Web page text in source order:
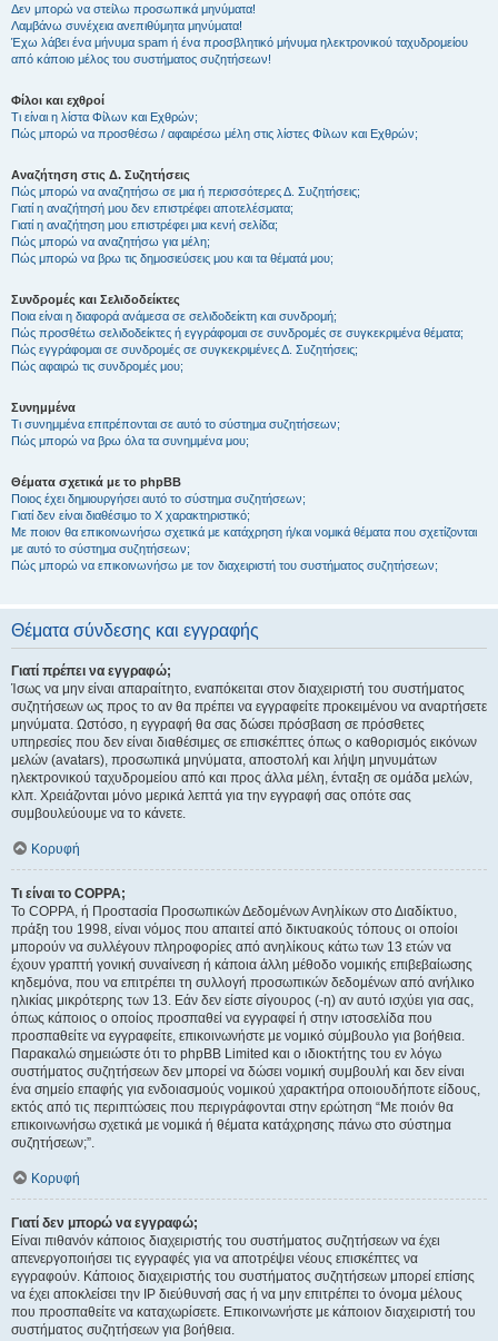
Δεν μπορώ να στείλω προσωπικά μηνύματα!
Λαμβάνω συνέχεια ανεπιθύμητα μηνύματα!
Έχω λάβει ένα μήνυμα spam ή ένα προσβλητικό μήνυμα ηλεκτρονικού ταχυδρομείου
από κάποιο μέλος του συστήματος συζητήσεων!
Φίλοι και εχθροί
Τι είναι η λίστα Φίλων και Εχθρών;
Πώς μπορώ να προσθέσω / αφαιρέσω μέλη στις λίστες Φίλων και Εχθρών;
Αναζήτηση στις Δ. Συζητήσεις
Πώς μπορώ να αναζητήσω σε μια ή περισσότερες Δ. Συζητήσεις;
Γιατί η αναζήτησή μου δεν επιστρέφει αποτελέσματα;
Γιατί η αναζήτηση μου επιστρέφει μια κενή σελίδα;
Πώς μπορώ να αναζητήσω για μέλη;
Πώς μπορώ να βρω τις δημοσιεύσεις μου και τα θέματά μου;
Συνδρομές και Σελιδοδείκτες
Ποια είναι η διαφορά ανάμεσα σε σελιδοδείκτη και συνδρομή;
Πώς προσθέτω σελιδοδείκτες ή εγγράφομαι σε συνδρομές σε συγκεκριμένα θέματα;
Πώς εγγράφομαι σε συνδρομές σε συγκεκριμένες Δ. Συζητήσεις;
Πώς αφαιρώ τις συνδρομές μου;
Συνημμένα
Τι συνημμένα επιτρέπονται σε αυτό το σύστημα συζητήσεων;
Πώς μπορώ να βρω όλα τα συνημμένα μου;
Θέματα σχετικά με το phpBB
Ποιος έχει δημιουργήσει αυτό το σύστημα συζητήσεων;
Γιατί δεν είναι διαθέσιμο το Χ χαρακτηριστικό;
Με ποιον θα επικοινωνήσω σχετικά με κατάχρηση ή/και νομικά θέματα που σχετίζονται
με αυτό το σύστημα συζητήσεων;
Πώς μπορώ να επικοινωνήσω με τον διαχειριστή του συστήματος συζητήσεων;
Θέματα σύνδεσης και εγγραφής
Γιατί πρέπει να εγγραφώ;
Ίσως να μην είναι απαραίτητο, εναπόκειται στον διαχειριστή του συστήματος
συζητήσεων ως προς το αν θα πρέπει να εγγραφείτε προκειμένου να αναρτήσετε
μηνύματα. Ωστόσο, η εγγραφή θα σας δώσει πρόσβαση σε πρόσθετες
υπηρεσίες που δεν είναι διαθέσιμες σε επισκέπτες όπως ο καθορισμός εικόνων
μελών (avatars), προσωπικά μηνύματα, αποστολή και λήψη μηνυμάτων
ηλεκτρονικού ταχυδρομείου από και προς άλλα μέλη, ένταξη σε ομάδα μελών,
κλπ. Χρειάζονται μόνο μερικά λεπτά για την εγγραφή σας οπότε σας
συμβουλεύουμε να το κάνετε.
Κορυφή
Τι είναι το COPPA;
Το COPPA, ή Προστασία Προσωπικών Δεδομένων Ανηλίκων στο Διαδίκτυο,
πράξη του 1998, είναι νόμος που απαιτεί από δικτυακούς τόπους οι οποίοι
μπορούν να συλλέγουν πληροφορίες από ανηλίκους κάτω των 13 ετών να
έχουν γραπτή γονική συναίνεση ή κάποια άλλη μέθοδο νομικής επιβεβαίωσης
κηδεμόνα, που να επιτρέπει τη συλλογή προσωπικών δεδομένων από ανήλικο
ηλικίας μικρότερης των 13. Εάν δεν είστε σίγουρος (-η) αν αυτό ισχύει για σας,
όπως κάποιος ο οποίος προσπαθεί να εγγραφεί ή στην ιστοσελίδα που
προσπαθείτε να εγγραφείτε, επικοινωνήστε με νομικό σύμβουλο για βοήθεια.
Παρακαλώ σημειώστε ότι το phpBB Limited και ο ιδιοκτήτης του εν λόγω
συστήματος συζητήσεων δεν μπορεί να δώσει νομική συμβουλή και δεν είναι
ένα σημείο επαφής για ενδοιασμούς νομικού χαρακτήρα οποιουδήποτε είδους,
εκτός από τις περιπτώσεις που περιγράφονται στην ερώτηση “Με ποιόν θα
επικοινωνήσω σχετικά με νομικά ή θέματα κατάχρησης πάνω στο σύστημα
συζητήσεων;”.
Κορυφή
Γιατί δεν μπορώ να εγγραφώ;
Είναι πιθανόν κάποιος διαχειριστής του συστήματος συζητήσεων να έχει
απενεργοποιήσει τις εγγραφές για να αποτρέψει νέους επισκέπτες να
εγγραφούν. Κάποιος διαχειριστής του συστήματος συζητήσεων μπορεί επίσης
να έχει αποκλείσει την IP διεύθυνσή σας ή να μην επιτρέπει το όνομα μέλους
που προσπαθείτε να καταχωρίσετε. Επικοινωνήστε με κάποιον διαχειριστή του
συστήματος συζητήσεων για βοήθεια.